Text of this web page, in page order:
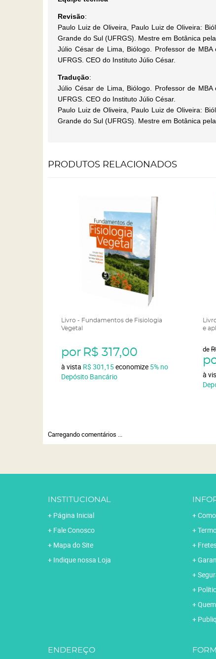
Revisão:
Paulo Luiz de Oliveira, Paulo Luiz de Oliveira:
Grande do Sul (UFRGS). Mestre em Botânica
Júlio César de Lima, Biólogo. Professor de
UFRGS. CEO do Instituto Júlio César.
Tradução:
Júlio César de Lima, Biólogo. Professor de
UFRGS. CEO do Instituto Júlio César.
Paulo Luiz de Oliveira, Paulo Luiz de Oliveira:
Grande do Sul (UFRGS). Mestre em Botânica
PRODUTOS RELACIONADOS
Livro - Fundamentos de Fisiologia
Vegetal
por R$ 317,00
à vista R$ 301,15economize 5% no
Depósito Bancário
e
de
à
Carregando comentários ...
INSTITUCIONAL
Página Inicial
Fale Conosco
Mapa do Site
Indique nossa Loja
ENDEREÇO